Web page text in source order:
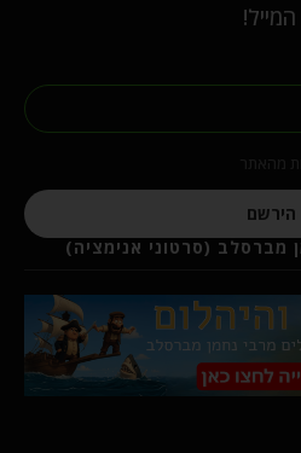
הירשם
מברסלב (סרטוני אנימציה)